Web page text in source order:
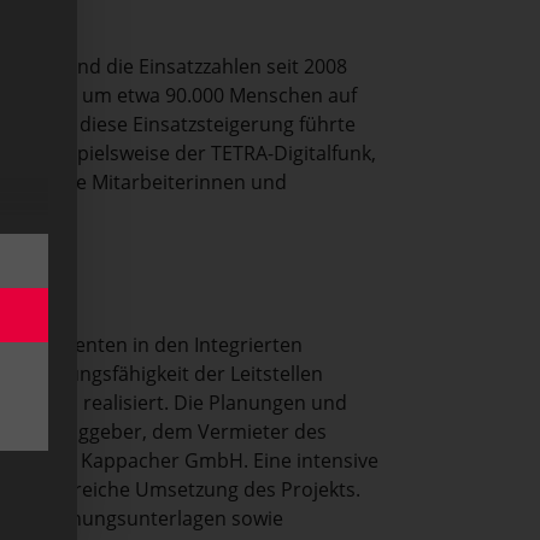
sind die Einsatzzahlen seit 2008
ist um etwa 90.000 Menschen auf
Und diese Einsatzsteigerung führte
beispielsweise der TETRA-Digitalfunk,
Mitarbeiterinnen und
in den Integrierten
Leistungsfähigkeit der Leitstellen
realisiert. Die Planungen und
Auftraggeber, dem Vermieter des
Kappacher GmbH. Eine intensive
erfolgreiche Umsetzung des Projekts.
Planungsunterlagen sowie